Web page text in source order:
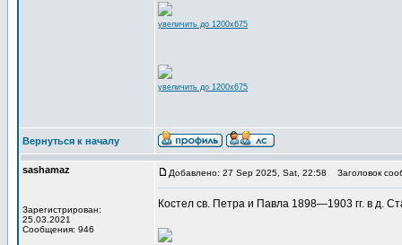
увеличить до 1200x675
увеличить до 1200x675
Вернуться к началу
sashamaz
Зарегистрирован:
25.03.2021
Сообщения: 946
Добавлено: 27 Sep 2025, Sat, 22:58 Заголовок
Костел св. Петра и Павла 1898—1903 гг. в д.